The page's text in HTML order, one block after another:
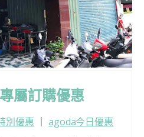
屬訂購優惠
別優惠
agoda今日優惠